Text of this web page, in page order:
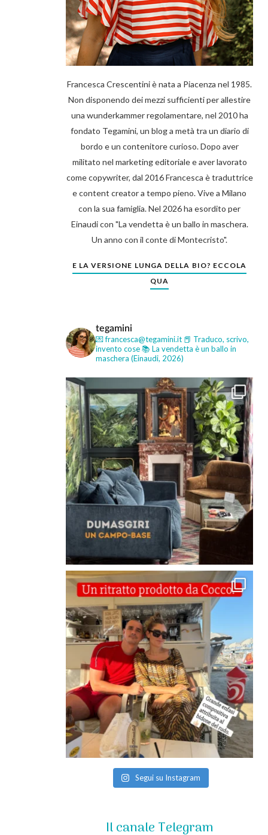
Francesca Crescentini è nata a Piacenza nel 1985.
Non disponendo dei mezzi sufficienti per allestire
una wunderkammer regolamentare, nel 2010 ha
fondato Tegamini, un blog a metà tra un diario di
bordo e un contenitore curioso. Dopo aver
militato nel marketing editoriale e aver lavorato
come copywriter, dal 2016 Francesca è traduttrice
e content creator a tempo pieno. Vive a Milano
con la sua famiglia. Nel 2026 ha esordito per
Einaudi con "La vendetta è un ballo in maschera.
Un anno con il conte di Montecristo".
E LA VERSIONE LUNGA DELLA BIO? ECCOLA
QUA
tegamini
💌 francesca@tegamini.it 📕 Traduco, scrivo,
invento cose📚 La vendetta è un ballo in
maschera (Einaudi, 2026)
Segui su Instagram
Il canale Telegram